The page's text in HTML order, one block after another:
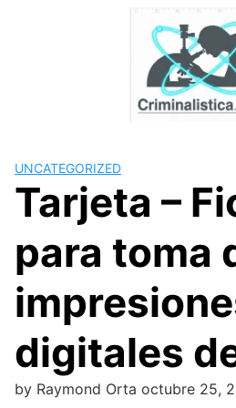
UNCATEGORIZED
Tarjeta –
para toma
digitales
by Raymond Orta octubre 25,